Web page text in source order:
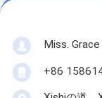
Miss. Grace
+86